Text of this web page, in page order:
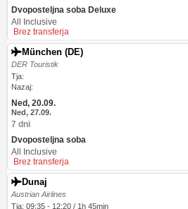
Dvoposteljna soba Deluxe
All Inclusive
Brez transferja
München (DE)
DER Touristik
Tja:
Nazaj:
Ned, 20.09.
Ned, 27.09.
7 dni
Dvoposteljna soba
All Inclusive
Brez transferja
Dunaj
Austrian Airlines
Tja: 09:35 - 12:20 / 1h 45min